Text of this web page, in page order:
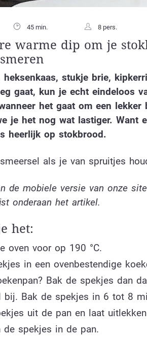
45 min. 8 pers.
warme dip om je
heksenkaas, stukje brie,
gaat, kun je echt eindeloos
het gaat om een
je het nog wat lastiger. Want
heerlijk op stokbrood.
als je van spruitjes
de mobiele versie van onze
onderaan het artikel.
het:
oven voor op 190 °C.
in een ovenbestendige
Bak de spekjes dan
bij. Bak de spekjes in 6 tot 8
uit de pan en laat
de spekjes in de pan.